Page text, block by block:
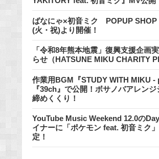
ばなにゃ×初音ミク POPUP
(火・祝)より開催！
「令和8年熊本地震」復興支援企画
らせ（HATSUNE MIKU CHARITY
作業用BGM『STUDY WITH MIKU -
『39ch』で公開！ボサノバアレン
締めくくり！
YouTube Music Weekend 12.0の
イナーに「ポケモン feat. 初音ミク
定！